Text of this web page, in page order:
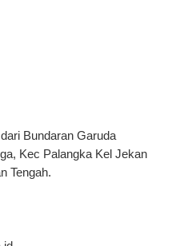
Bundaran Garuda
Kec Palangka Kel Jekan
Tengah.